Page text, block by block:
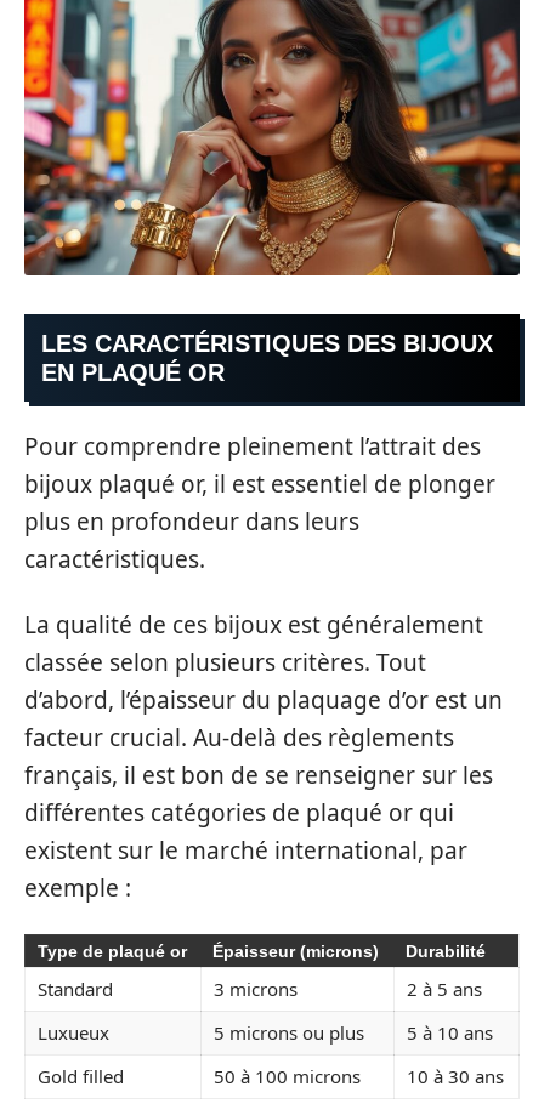
LES CARACTÉRISTIQUES DES BIJOUX
EN PLAQUÉ OR
Pour comprendre pleinement l’attrait des
bijoux plaqué or, il est essentiel de plonger
plus en profondeur dans leurs
caractéristiques.
La qualité de ces bijoux est généralement
classée selon plusieurs critères. Tout
d’abord, l’épaisseur du plaquage d’or est un
facteur crucial. Au-delà des règlements
français, il est bon de se renseigner sur les
différentes catégories de plaqué or qui
existent sur le marché international, par
exemple :
Type de plaqué or Épaisseur (microns) Durabilité
Standard 3 microns
2 à 5 ans
Luxueux
5 microns ou plus
5 à 10 ans
Gold filled
50 à 100 microns 10 à 30 ans